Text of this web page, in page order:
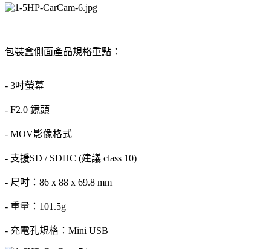
包裝盒側面產品規格重點：
- 3吋螢幕
- F2.0 鏡頭
- MOV影像格式
- 支援SD / SDHC (建議 class 10)
- 尺吋：86 x 88 x 69.8 mm
- 重量：101.5g
- 充電孔規格：Mini USB